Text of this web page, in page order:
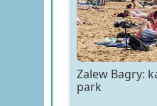
Zalew Bagry:
park